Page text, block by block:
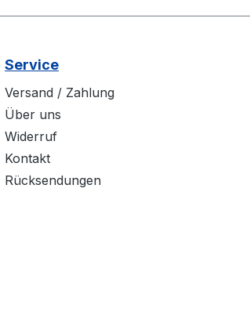
Service
Versand / Zahlung
Über uns
Widerruf
Kontakt
Rücksendungen